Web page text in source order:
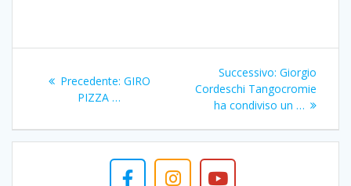
articoli
Precedente: Articolo
GIRO
PIZZA …
Successivo: Articolo
successivo:
Giorgio
Cordeschi Tangocromie
ha condiviso un …